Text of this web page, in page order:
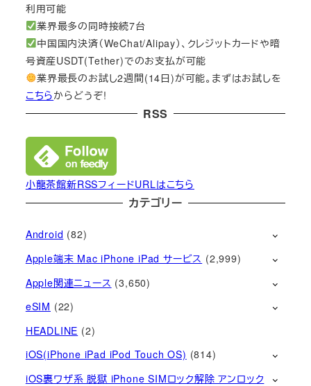
利用可能
業界最多の同時接続7台
中国国内決済（WeChat/Alipay）、クレジットカードや暗
号資産USDT(Tether)でのお支払が可能
業界最長のお試し2週間(14日)が可能。まずはお試しを
こちらからどうぞ!
RSS
小龍茶館新RSSフィードURLはこちら
カテゴリー
Android (82)
Apple端末 Mac iPhone iPad サービス (2,999)
Apple関連ニュース (3,650)
eSIM (22)
HEADLINE (2)
iOS(iPhone iPad iPod Touch OS) (814)
iOS裏ワザ系 脱獄 iPhone SIMロック解除 アンロック